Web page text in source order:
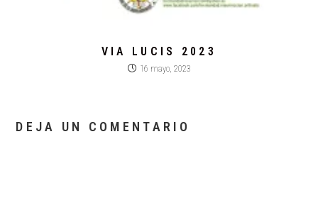
VIA LUCIS 2023
16 mayo, 2023
DEJA UN COMENTARIO